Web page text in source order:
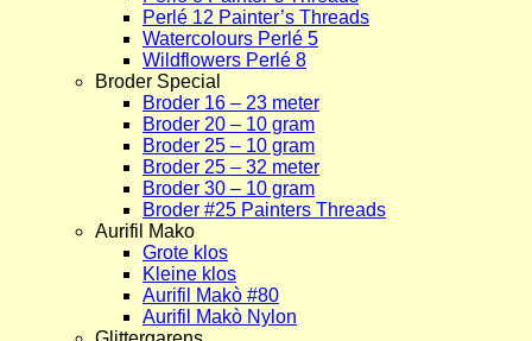
Perlé 12 Painter’s Threads
Watercolours Perlé 5
Wildflowers Perlé 8
Broder Special
Broder 16 – 23 meter
Broder 20 – 10 gram
Broder 25 – 10 gram
Broder 25 – 32 meter
Broder 30 – 10 gram
Broder #25 Painters Threads
Aurifil Mako
Grote klos
Kleine klos
Aurifil Makò #80
Aurifil Makò Nylon